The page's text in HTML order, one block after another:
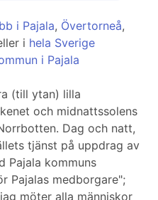
i Pajala, Övertorneå,
i hela Sverige
i Pajala
(till ytan) lilla
och midnattssolens
Dag och natt,
tjänst på uppdrag av
Pajala kommuns
Pajalas medborgare";
möter alla människor